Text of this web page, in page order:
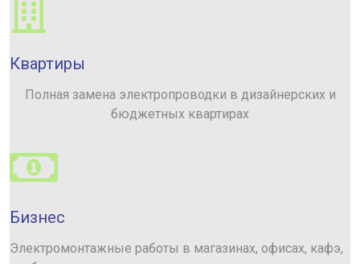
Квартиры
Полная замена электропроводки в дизайнерских и
бюджетных квартирах
Бизнес
Электромонтажные работы в магазинах, офисах, кафэ,